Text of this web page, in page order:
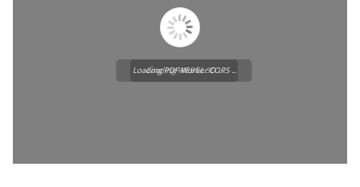
Loading WEBGL 3D ...
Loading PDF Worker CORS ...